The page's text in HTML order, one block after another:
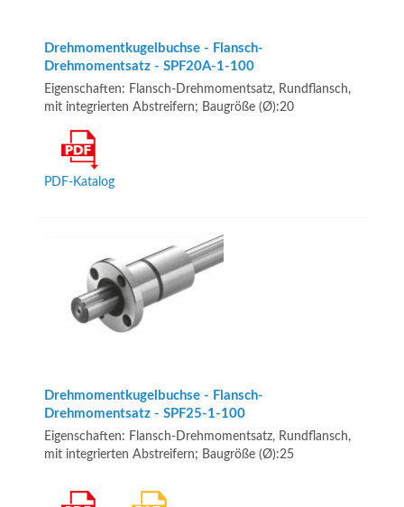
Drehmomentkugelbuchse - Flansch-
Drehmomentsatz - SPF20A-1-100
Eigenschaften: Flansch-Drehmomentsatz, Rundflansch,
mit integrierten Abstreifern; Baugröße (Ø):20
PDF-Katalog
Drehmomentkugelbuchse - Flansch-
Drehmomentsatz - SPF25-1-100
Eigenschaften: Flansch-Drehmomentsatz, Rundflansch,
mit integrierten Abstreifern; Baugröße (Ø):25